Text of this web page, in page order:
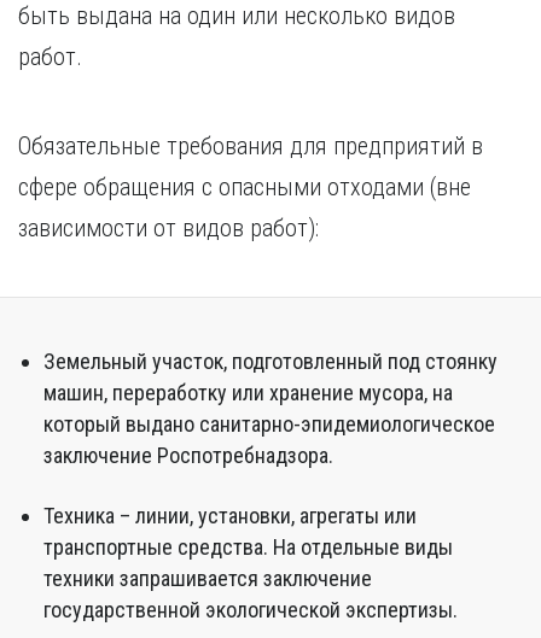
быть выдана на один или несколько видов
работ.
Обязательные требования для предприятий в
сфере обращения с опасными отходами (вне
зависимости от видов работ):
Земельный участок, подготовленный под стоянку
машин, переработку или хранение мусора, на
который выдано санитарно-эпидемиологическое
заключение Роспотребнадзора.
Техника – линии, установки, агрегаты или
транспортные средства. На отдельные виды
техники запрашивается заключение
государственной экологической экспертизы.